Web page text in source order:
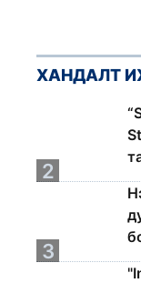
ХАНДАЛТ
2
3